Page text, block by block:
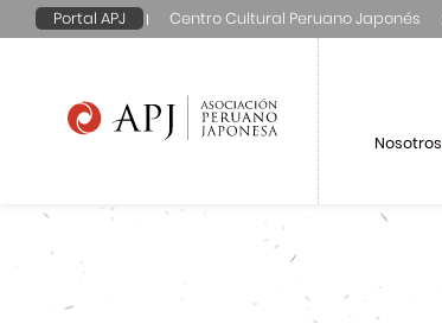
Portal APJ Centro Cultural Peruano Japonés
Nosotros